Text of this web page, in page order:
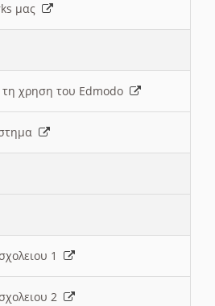
μας
τη χρηση του Edmodo
1
2